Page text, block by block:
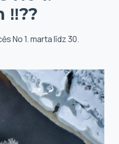
‼️??
No 1. marta līdz 30.